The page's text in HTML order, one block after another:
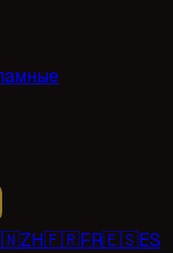
ZH🇫🇷FR🇪🇸ES